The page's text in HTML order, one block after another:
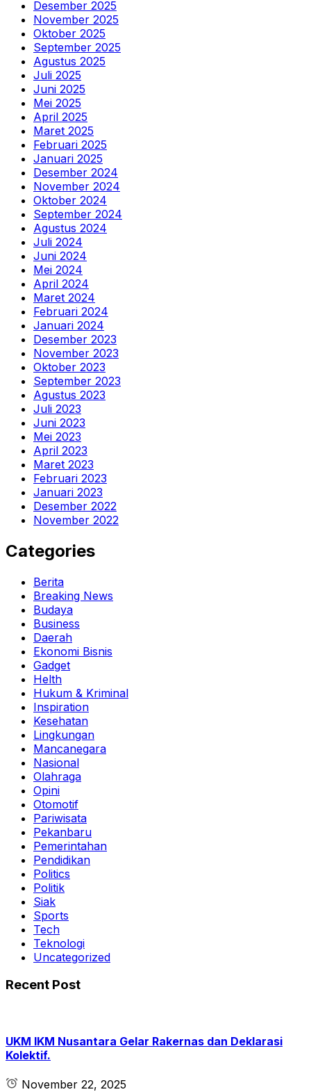
Desember 2025
November 2025
Oktober 2025
September 2025
Agustus 2025
Juli 2025
Juni 2025
Mei 2025
April 2025
Maret 2025
Februari 2025
Januari 2025
Desember 2024
November 2024
Oktober 2024
September 2024
Agustus 2024
Juli 2024
Juni 2024
Mei 2024
April 2024
Maret 2024
Februari 2024
Januari 2024
Desember 2023
November 2023
Oktober 2023
September 2023
Agustus 2023
Juli 2023
Juni 2023
Mei 2023
April 2023
Maret 2023
Februari 2023
Januari 2023
Desember 2022
November 2022
Categories
Berita
Breaking News
Budaya
Business
Daerah
Ekonomi Bisnis
Gadget
Helth
Hukum & Kriminal
Inspiration
Kesehatan
Lingkungan
Mancanegara
Nasional
Olahraga
Opini
Otomotif
Pariwisata
Pekanbaru
Pemerintahan
Pendidikan
Politics
Politik
Siak
Sports
Tech
Teknologi
Uncategorized
Recent Post
UKM IKM Nusantara Gelar Rakernas dan Deklarasi
Kolektif.
November 22, 2025